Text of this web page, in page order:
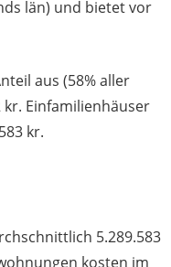
län) und bietet vor
aus (58% aller
Einfamilienhäuser
kr.
5.289.583
kosten im